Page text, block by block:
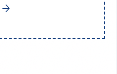
arrow_forward